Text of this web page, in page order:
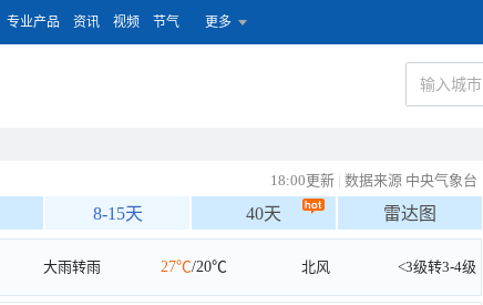
专业产品 资讯 视频 节气 更多
18:00更新 | 数据来源 中央气象台
8-15天 40天 雷达图
大雨转雨 27℃/20℃ 北风 <3级转3-4级